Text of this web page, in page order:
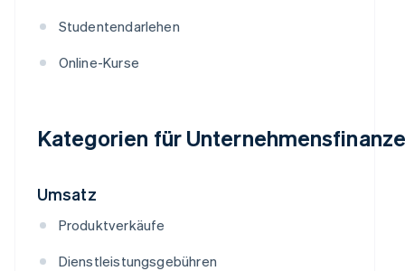
Studentendarlehen
Online-Kurse
Kategorien für
Umsatz
Produktverkäufe
Dienstleistungsgebühren